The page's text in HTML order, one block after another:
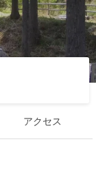
アクセス